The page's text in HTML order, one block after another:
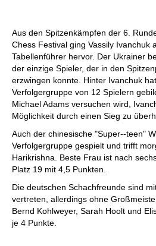
Aus den Spitzenkämpfen der 6.
Chess Festival ging Vassily Ivanchuk
Tabellenführer hervor. Der Ukrainer
der einzige Spieler, der in den
erzwingen konnte. Hinter Ivanchuk
Verfolgergruppe von 12 Spielern
Michael Adams versuchen wird,
Möglichkeit durch einen Sieg zu
Auch der chinesische "Super--teen"
Verfolgergruppe gespielt und trifft
Harikrishna. Beste Frau ist nach
Platz 19 mit 4,5 Punkten.
Die deutschen Schachfreunde sind
vertreten, allerdings ohne
Bernd Kohlweyer, Sarah Hoolt und
je 4 Punkte.